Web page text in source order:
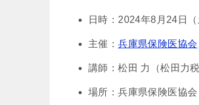
日時：2024年8月24日
主催：兵庫県保険医協会
講師：松田 力（松田力
場所：兵庫県保険医協